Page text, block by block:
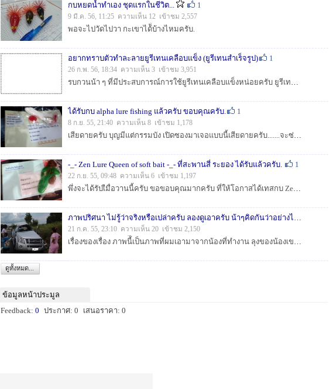
กบหยดน้ำทำเอง ชุดแรกในชีวิต... 1
9 มี.ค. 56, 11:25 ความเห็น 12 เข้าชม 2,557
พอจะไปวัดไปวา กะเขาได้ั่บ้างไหมครับ.
อยากทราบตัวทำละลายยูรีเทนเคลือบแข็ง (ยูรีเทนสำเร็จรูป) 1
26 ก.พ. 56, 18:34 ความเห็น 3 เข้าชม 3,951
รบกวนน้า ๆ ที่มีประสบการณ์การใช้ยูรีเทนเคลือบแข็งหน่อยครับ ยูรีเทนเมื่อใช้เคลือบแล้วปล่อยทิ้งใว้สักพัก มักหนืดจนเหนียว อยากทราบว่าน้า ๆ มีวิธีแก้ใข...
ได้รับกบ alpha lure fishing แล้วครับ ขอบคุณครับ. 1
8 ก.ย. 55, 21:40 ความเห็น 8 เข้าชม 1,178
เสียดายครับ บุญมีแต่กรรมบัง เปิดซองมาเจอแบบนี้เสียดายครับ.......จะซ่อมได้ใหมครับ อยากเทส....
-_- Zen Lure Queen of soft bait -_- ที่สะพานสี่ ระยอง ได้รับแล้วครับ. 1
22 ก.ย. 55, 09:48 ความเห็น 6 เข้าชม 1,197
พึ่งจะได้รับเืมื่อวานนี้ครับ ขอขอบคุณมากครับ ที่ให้โอกาสได้เทสกบ Zen Lure Queen of soft bait....
ภาพปริศนา ไม่รู้ว่าจริงหรือเปล่าครับ ลองดูเอาครับ น้าๆคิดกันว่าอย่างไร...
21 ก.ค. 55, 23:10 ความเห็น 20 เข้าชม 2,150
เรื่องของเรื่อง ภาพนี้ีเป็นภาพที่ผมเอามาจากน้องที่ทำงาน ลุงของน้องเขาได้ประสบอุบัติเหตุรถพลิกคว่ำ แต่ลุงของน้องเขาไม่เป็นไร แล้วได้ถ่ายรูปสภาพรถกลับ...
ดูทั้งหมด...
ข้อมูลหน้าประมูล
Feedback: 0 ประกาศ: 0 เสนอราคา: 0